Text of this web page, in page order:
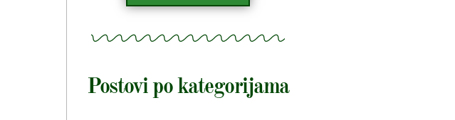
Postovi po kategorijama